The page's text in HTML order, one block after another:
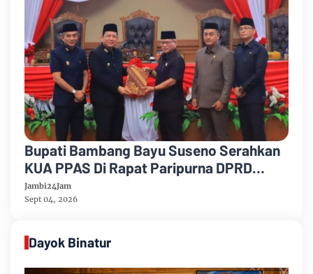
Bupati Bambang Bayu Suseno Serahkan
KUA PPAS Di Rapat Paripurna DPRD
Muarojambi
Jambi24Jam
Sept 04, 2026
Dayok Binatur